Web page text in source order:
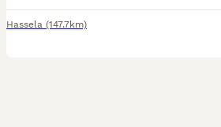
Hassela (147.7km)